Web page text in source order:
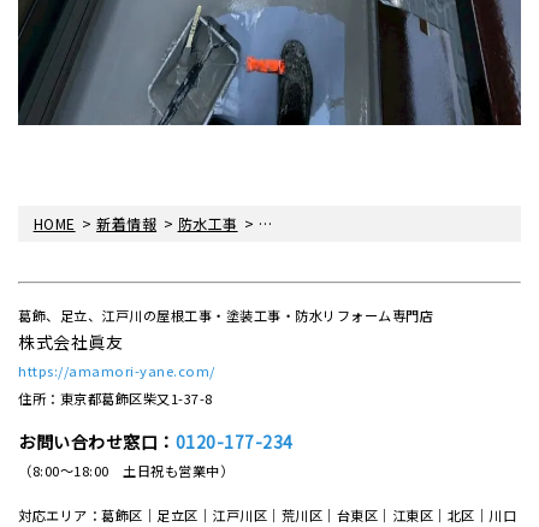
HOME >新着情報 > 防水工事 > 〈雨漏り・眞友〉ベランダ ウレタン防
葛飾、足立、江戸川の屋根工事・塗装工事・防水リフォーム専門店
株式会社眞友
https://amamori-yane.com/
住所：東京都葛飾区柴又1-37-8
お問い合わせ窓口： 0120-177-234
（8:00～18:00 土日祝も営業中）
対応エリア：葛飾区｜足立区｜江戸川区｜荒川区｜台東区｜江東区｜北区｜川口